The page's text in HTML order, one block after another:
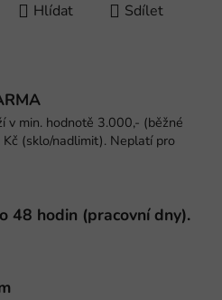
Hlídat Sdílet
v min. hodnotě 3.000,- (běžné
(sklo/nadlimit). Neplatí pro
48 hodin (pracovní dny).